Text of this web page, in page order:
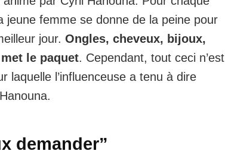
jeune femme se donne de la peine pour
jour. Ongles, cheveux, bijoux,
le paquet. Cependant, tout ceci n’est
laquelle l’influenceuse a tenu à dire
demander”